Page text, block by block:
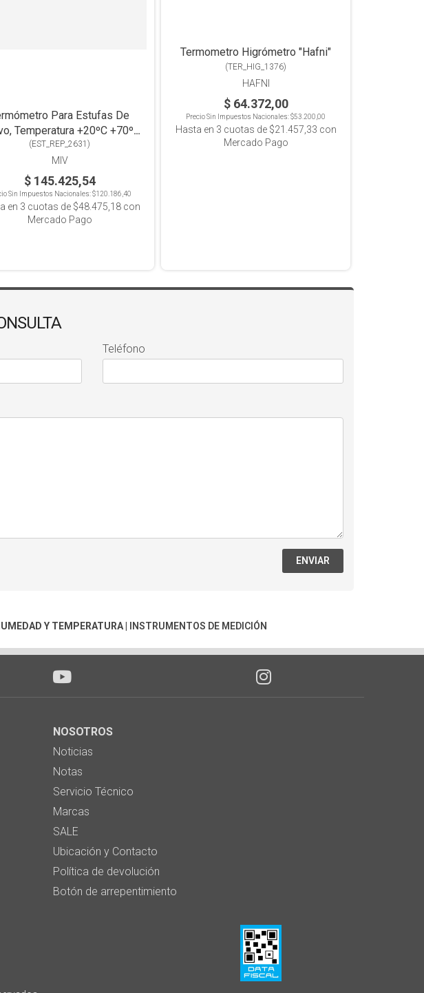
Para Estufas De
Temperatura +20ºC +70ºC,
Ángulo Recto
(EST_REP_2631 )
MIV
$ 145.425,54
Sin Impuestos Nacionales:$120.186,40
en 3 cuotas de $48.475,18con
Mercado Pago
Termometro Higrómetro "Hafni"
(TER_HIG_1376)
HAFNI
$ 64.372,00
Precio Sin Impuestos Nacionales:$53.200,00
Hasta en 3 cuotas de $21.457,33 con
Mercado Pago
Teléfono
ENVIAR
Y TEMPERATURA INSTRUMENTOS DE MEDICIÓN
NOSOTROS
Noticias
Notas
Servicio Técnico
Marcas
SALE
Ubicación y Contacto
Política de devolución
Botón de arrepentimiento